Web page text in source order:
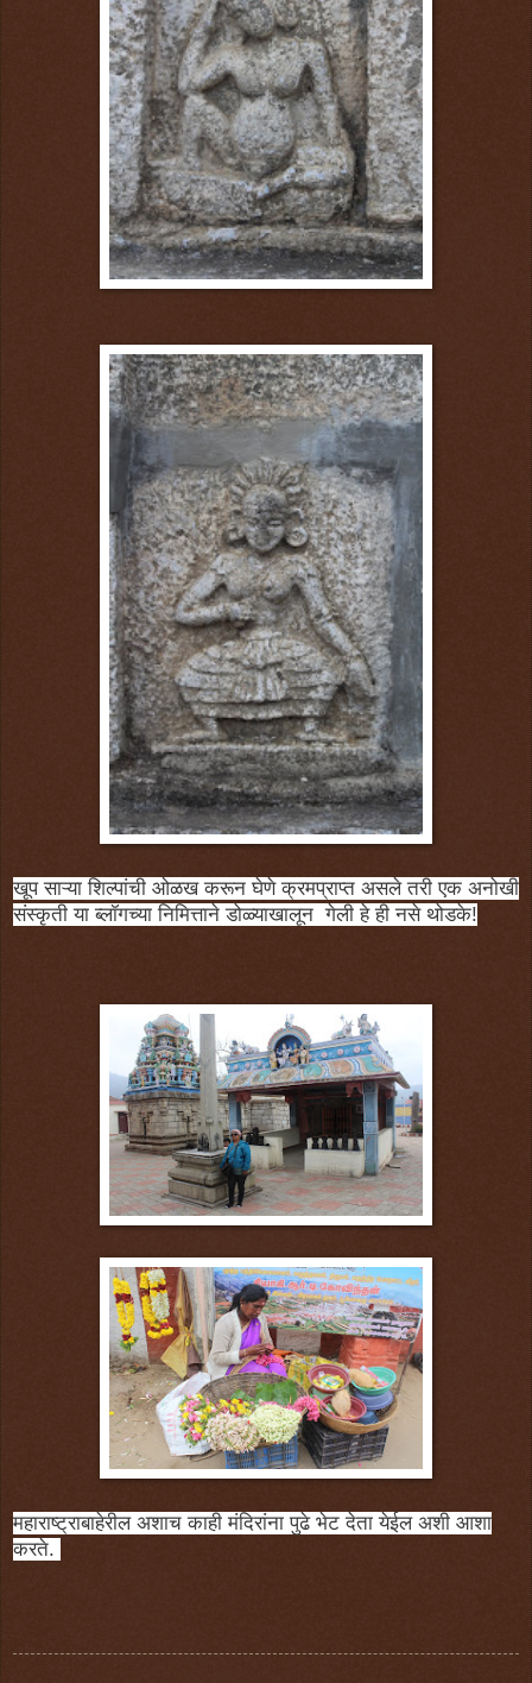
खूप साऱ्या शिल्पांची ओळख करून घेणे क्रमप्राप्त असले तरी एक अनोखी
संस्कृती या ब्लॉगच्या निमित्ताने डोळ्याखालून गेली हे ही नसे थोडके!
महाराष्ट्राबाहेरील अशाच काही मंदिरांना पुढे भेट देता येईल अशी आशा
करते.